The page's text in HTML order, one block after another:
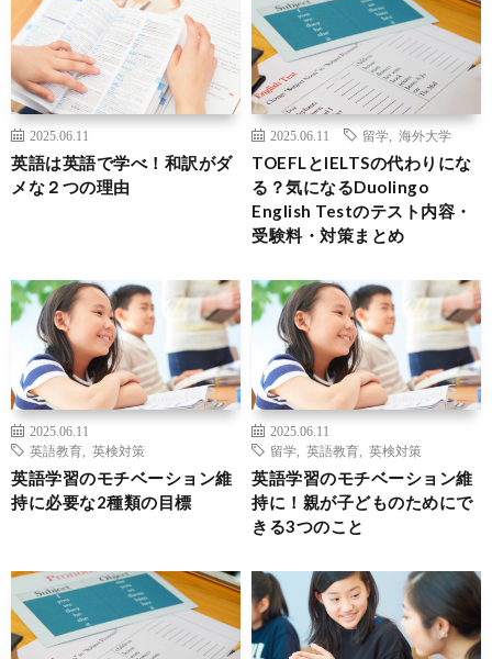
2025.06.11
英語は英語で学べ！和訳がダ
メな２つの理由
2025.06.11 留学 海外大学
TOEFLとIELTSの代わりにな
る？気になるDuolingo
English Testのテスト内容・
受験料・対策まとめ
2025.06.11
英語教育
英検対策
英語学習のモチベーション維
持に必要な2種類の目標
2025.06.11
留学
英語教育 英検対策
英語学習のモチベーション維
持に！親が子どものためにで
きる3つのこと